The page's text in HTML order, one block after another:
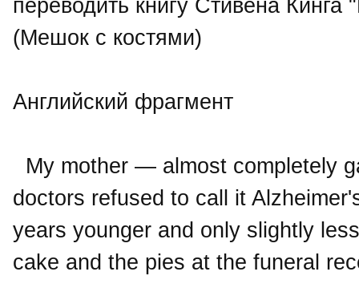
переводить книгу Стивена Кинга
(Мешок с костями)
Английский фрагмент
My mother — almost completely
doctors refused to call it
years younger and only slightly
cake and the pies at the funeral